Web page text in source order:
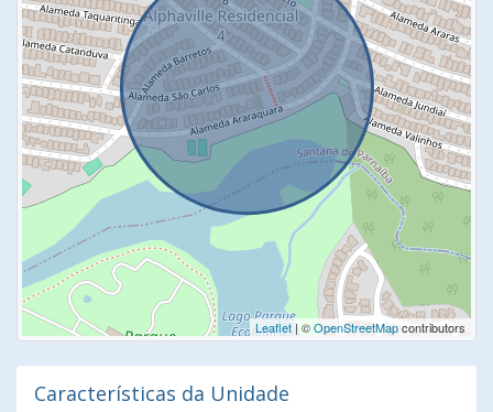
Leaflet | ©OpenStreetMapcontributors
Características da Unidade